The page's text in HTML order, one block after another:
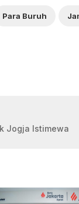
Para Buruh
Jogja Istimewa